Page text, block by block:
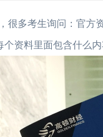
多考生询问：官方
资料里面包含什么